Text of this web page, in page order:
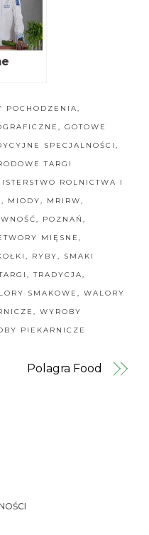
POCHODZENIA,
,GOTOWE
SPECJALNOŚCI,
TARGI
ROLNICTWA I
, MIODY, MRIRW,
, POZNAŃ,
MIĘSNE,
, RYBY, SMAKI
,TRADYCJA,
SMAKOWE,WALORY
,WYROBY
PIEKARNICZE
Polagra Food